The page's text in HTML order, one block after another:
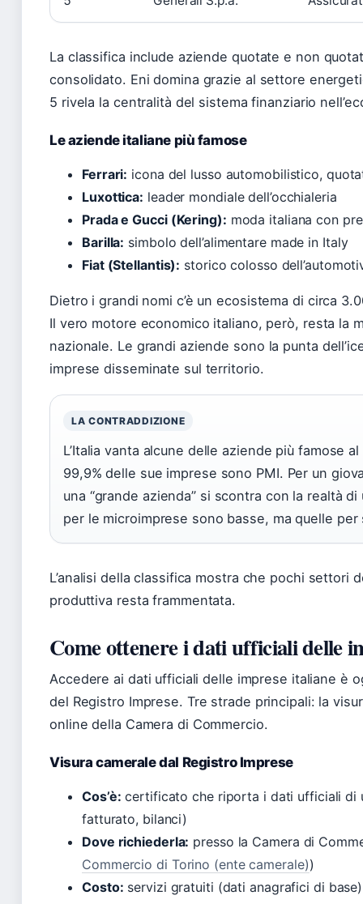
La classifica include aziende quotate e non
consolidato. Eni domina grazie al settore
5 rivela la centralità del sistema finanziario
Le aziende italiane più famose
Ferrari: icona del lusso automobilistico,
Luxottica: leader mondiale dell’occhialeria
Prada e Gucci (Kering): moda italiana con
Barilla: simbolo dell’alimentare made in Italy
Fiat (Stellantis): storico colosso
Dietro i grandi nomi c’è un ecosistema di circa
Il vero motore economico italiano, però, resta la
nazionale. Le grandi aziende sono la punta
imprese disseminate sul territorio.
LA CONTRADDIZIONE
L’Italia vanta alcune delle aziende più famose
99,9% delle sue imprese sono PMI. Per un
una “grande azienda” si scontra con la realtà
per le microimprese sono basse, ma quelle
L’analisi della classifica mostra che pochi settori
produttiva resta frammentata.
Come ottenere i dati ufficiali delle
Accedere ai dati ufficiali delle imprese italiane è
del Registro Imprese. Tre strade principali: la
online della Camera di Commercio.
Visura camerale dal Registro Imprese
Cos’è: certificato che riporta i dati ufficiali di
fatturato, bilanci)
Dove richiederla: presso la Camera di
Commercio di Torino (ente camerale))
Costo: servizi gratuiti (dati anagrafici di